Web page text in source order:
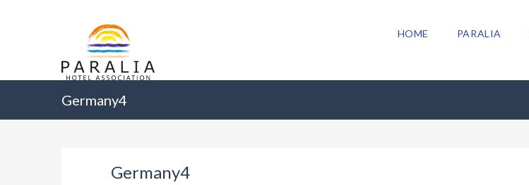
HOME PARALIA
Germany4
Germany4